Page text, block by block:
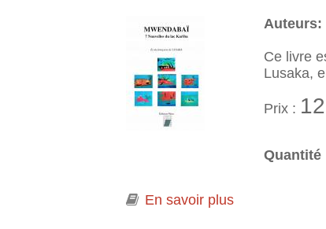
Auteurs:
Ce livre
Lusaka,
Prix :
Quantité
En savoir plus